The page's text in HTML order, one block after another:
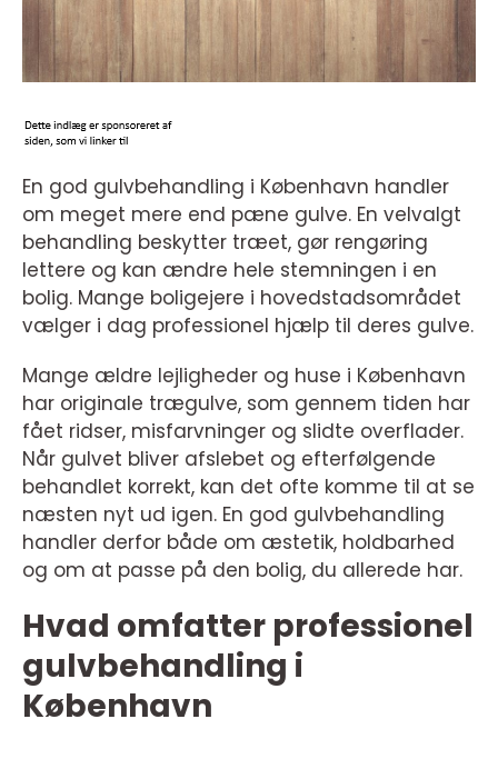
En god gulvbehandling i København handler
om meget mere end pæne gulve. En velvalgt
behandling beskytter træet, gør rengøring
lettere og kan ændre hele stemningen i en
bolig. Mange boligejere i hovedstadsområdet
vælger i dag professionel hjælp til deres gulve.
Mange ældre lejligheder og huse i København
har originale trægulve, som gennem tiden har
fået ridser, misfarvninger og slidte overflader.
Når gulvet bliver afslebet og efterfølgende
behandlet korrekt, kan det ofte komme til at se
næsten nyt ud igen. En god gulvbehandling
handler derfor både om æstetik, holdbarhed
og om at passe på den bolig, du allerede har.
Hvad omfatter professionel
gulvbehandling i
København